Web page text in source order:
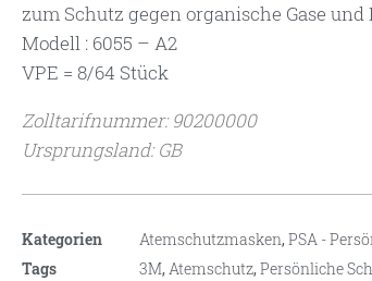
zum Schutz gegen organische Gase und
Modell : 6055 – A2
VPE = 8/64 Stück
Zolltarifnummer: 90200000
Ursprungsland: GB
Kategorien Atemschutzmasken,PSA -
Tags
3M,Atemschutz,Persönliche